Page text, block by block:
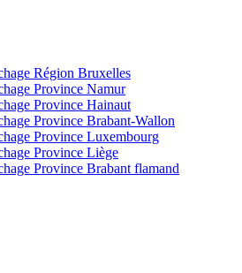
Région Bruxelles
Province Namur
Province Hainaut
Province Brabant-Wallon
Province Luxembourg
Province Liège
Province Brabant flamand